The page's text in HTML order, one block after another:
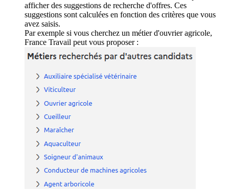
afficher des suggestions de recherche d'offres. Ces
suggestions sont calculées en fonction des critères que vous
avez saisis.
Par exemple si vous cherchez un métier d'ouvrier agricole,
France Travail peut vous proposer :